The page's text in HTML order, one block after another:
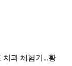
치과 체험기…황